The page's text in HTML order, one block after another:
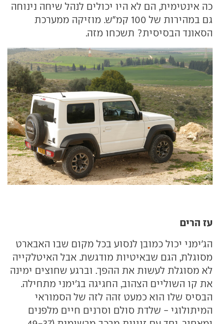
כה אינטימית, הם לא היו יכולים לנהל שיחה נינוחה
גם במהירות של 100 קמ"ש. מוזיקה ממערכת
הסאונד הבסיסית? תשכחו מזה.
עז הרים
הג'ימני יכול כמובן לנסוע בכל מקום שבו האבארט
מסוגלת, הגם שבאיטיות מודגשת. אבל האיטלקייה
לא מסוגלת לעשות את ההפך. וברגע שחוצים ימינה
את קו השוליים הצהוב, החגיגה בג'ימני מתחילה.
הבסיס שלו הוא כמעט זהה לזה של הסמוראי
המיתולוגי - שלדת סולם וסרנים חיים מלפנים